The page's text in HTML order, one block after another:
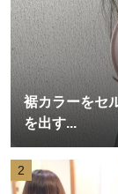
裾カラーをセ
を出す...
2